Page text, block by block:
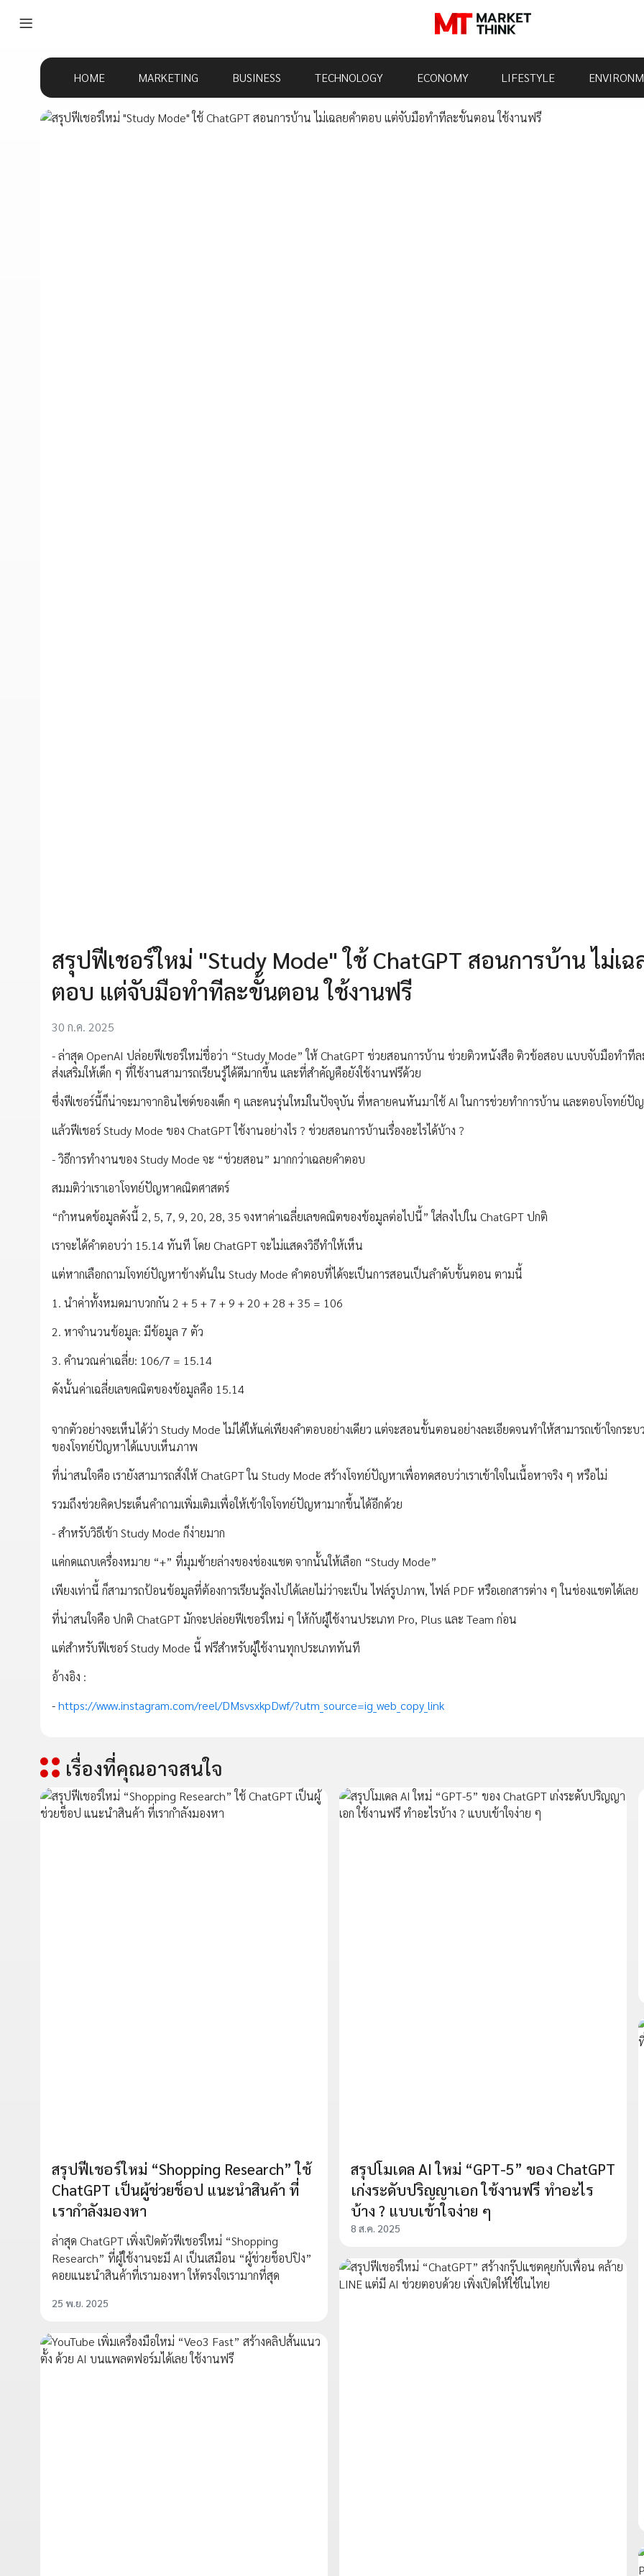
HOME MARKETING BUSINESS TECHNOLOGY ECONOMY LIFESTYLE
สรุปฟีเชอร์ใหม่ "Study Mode" ใช้ ChatGPT สอนการบ้าน ไม่เฉ
ตอบ แต่จับมือทำทีละขั้นตอน ใช้งานฟรี
30 ก.ค. 2025
- ล่าสุด OpenAI ปล่อยฟีเชอร์ใหม่ชื่อว่า “Study Mode” ให้ ChatGPT ช่วยสอนการบ้าน ช่วยติวหนังสือ ติวข้อสอบ แบบจับมือทำที
ส่งเสริมให้เด็ก ๆ ที่ใช้งานสามารถเรียนรู้ได้ดีมากขึ้น และที่สำคัญคือยังใช้งานฟรีด้วย
ซึ่งฟีเชอร์นี้ก็น่าจะมาจากอินไซต์ของเด็ก ๆ และคนรุ่นใหม่ในปัจจุบัน ที่หลายคนหันมาใช้ AI ในการช่วยทำการบ้าน และตอบโจทย์ปั
แล้วฟีเชอร์ Study Mode ของ ChatGPT ใช้งานอย่างไร ? ช่วยสอนการบ้านเรื่องอะไรได้บ้าง ?
- วิธีการทำงานของ Study Mode จะ “ช่วยสอน” มากกว่าเฉลยคำตอบ
สมมติว่าเราเอาโจทย์ปัญหาคณิตศาสตร์
“กำหนดข้อมูลดังนี้ 2, 5, 7, 9, 20, 28, 35 จงหาค่าเฉลี่ยเลขคณิตของข้อมูลต่อไปนี้” ใส่ลงไปใน ChatGPT ปกติ
เราจะได้คำตอบว่า 15.14 ทันที โดย ChatGPT จะไม่แสดงวิธีทำให้เห็น
แต่หากเลือกถามโจทย์ปัญหาข้างต้นใน Study Mode คำตอบที่ได้จะเป็นการสอนเป็นลำดับขั้นตอน ตามนี้
1. นำค่าทั้งหมดมาบวกกัน 2 + 5 + 7 + 9 + 20 + 28 + 35 = 106
2. หาจำนวนข้อมูล: มีข้อมูล 7 ตัว
3. คำนวณค่าเฉลี่ย: 106/7 = 15.14
ดังนั้นค่าเฉลี่ยเลขคณิตของข้อมูลคือ 15.14
จากตัวอย่างจะเห็นได้ว่า Study Mode ไม่ได้ให้แค่เพียงคำตอบอย่างเดียว แต่จะสอนขั้นตอนอย่างละเอียดจนทำให้สามารถเข้าใจกระบ
ของโจทย์ปัญหาได้แบบเห็นภาพ
ที่น่าสนใจคือ เรายังสามารถสั่งให้ ChatGPT ใน Study Mode สร้างโจทย์ปัญหาเพื่อทดสอบว่าเราเข้าใจในเนื้อหาจริง ๆ หรือไม่
รวมถึงช่วยคิดประเด็นคำถามเพิ่มเติมเพื่อให้เข้าใจโจทย์ปัญหามากขึ้นได้อีกด้วย
- สำหรับวิธีเข้า Study Mode ก็ง่ายมาก
แค่กดแถบเครื่องหมาย “+” ที่มุมซ้ายล่างของช่องแชต จากนั้นให้เลือก “Study Mode”
เพียงเท่านี้ ก็สามารถป้อนข้อมูลที่ต้องการเรียนรู้ลงไปได้เลยไม่ว่าจะเป็น ไฟล์รูปภาพ, ไฟล์ PDF หรือเอกสารต่าง ๆ ในช่องแชตได้เลย
ที่น่าสนใจคือ ปกติ ChatGPT มักจะปล่อยฟีเชอร์ใหม่ ๆ ให้กับผู้ใช้งานประเภท Pro, Plus และ Team ก่อน
แต่สำหรับฟีเชอร์ Study Mode นี้ ฟรีสำหรับผู้ใช้งานทุกประเภททันที
อ้างอิง :
-https://www.instagram.com/reel/DMsvsxkpDwf/?utm_source=ig_web_copy_link
เรื่องที่คุณอาจสนใจ
สรุปฟีเชอร์ใหม่ “Shopping Research” ใช้
ChatGPT เป็นผู้ช่วยช็อป แนะนำสินค้า ที่
เรากำลังมองหา
ล่าสุด ChatGPT เพิ่งเปิดตัวฟีเชอร์ใหม่ “Shopping
Research” ที่ผู้ใช้งานจะมี AI เป็นเสมือน “ผู้ช่วยช็อปปิง”
คอยแนะนำสินค้าที่เรามองหา ให้ตรงใจเรามากที่สุด
25 พ.ย. 2025
สรุปโมเดล AI ใหม่ “GPT-5” ของ ChatGPT
เก่งระดับปริญญาเอก ใช้งานฟรี ทำอะไร
บ้าง ? แบบเข้าใจง่าย ๆ
8 ส.ค. 2025